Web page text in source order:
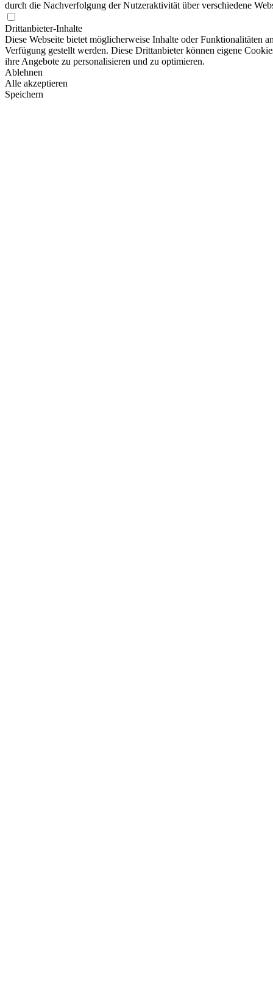
durch die Nachverfolgung der Nutzeraktivität über verschiedene
Drittanbieter-Inhalte
Diese Webseite bietet möglicherweise Inhalte oder Funktionalitäten
Verfügung gestellt werden. Diese Drittanbieter können eigene
ihre Angebote zu personalisieren und zu optimieren.
Ablehnen
Alle akzeptieren
Speichern